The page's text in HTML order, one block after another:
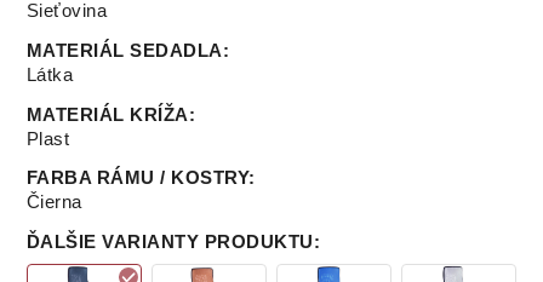
Sieťovina
MATERIÁL SEDADLA:
Látka
MATERIÁL KRÍŽA:
Plast
FARBA RÁMU / KOSTRY:
Čierna
ĎALŠIE VARIANTY PRODUKTU: